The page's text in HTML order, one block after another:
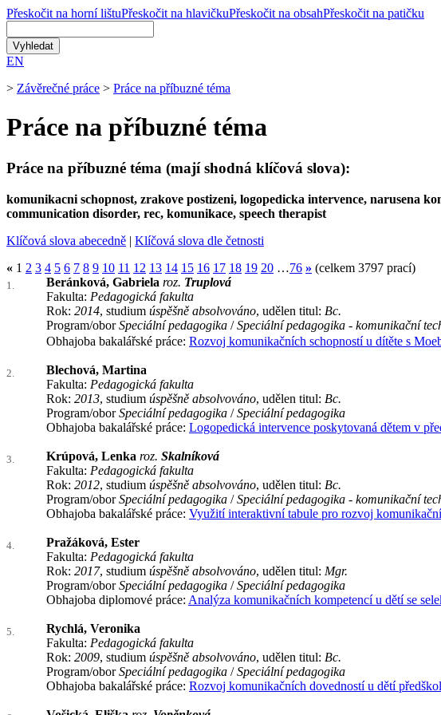
Přeskočit na horní lištuPřeskočit na hlavičkuPřeskočit na obsahPřeskočit na patičku
EN
> Závěrečné práce > Práce na příbuzné téma
Práce na příbuzné téma
Práce na příbuzné téma (mají shodná klíčová slova):
komunikacni schopnost, zrakove postizeni, logopedicka intervence, narusena
communication disorder, rec, komunikace, speech therapist
Klíčová slova abecedně | Klíčová slova dle četnosti
« 1 2 3 4 5 6 7 8 9 10 11 12 13 14 15 16 17 18 19 20 …76 » (celkem 3797 prací)
1. Beránková, Gabriela roz. Truplová
Fakulta: Pedagogická fakulta
Rok: 2014, studium úspěšně absolvováno, udělen titul: Bc.
Program/oborSpeciální pedagogika /Speciální pedagogika - komunikační
Obhajoba bakalářské práce: Rozvoj komunikačních schopností u dítěte s
2.
Blechová, Martina
Fakulta: Pedagogická fakulta
Rok: 2013, studium úspěšně absolvováno, udělen titul: Bc.
Program/oborSpeciální pedagogika /Speciální pedagogika
Obhajoba bakalářské práce: Logopedická intervence poskytovaná dětem v
3. Krúpová, Lenka roz. Skalníková
Fakulta: Pedagogická fakulta
Rok: 2012, studium úspěšně absolvováno, udělen titul: Bc.
Program/oborSpeciální pedagogika /Speciální pedagogika - komunikační
Obhajoba bakalářské práce: Využití interaktivní tabule pro rozvoj
4.
Pražáková, Ester
Fakulta: Pedagogická fakulta
Rok: 2017, studium úspěšně absolvováno, udělen titul: Mgr.
Program/oborSpeciální pedagogika /Speciální pedagogika
Obhajoba diplomové práce: Analýza komunikačních kompetencí u dětí se
5.
Rychlá, Veronika
Fakulta: Pedagogická fakulta
Rok: 2009, studium úspěšně absolvováno, udělen titul: Bc.
Program/oborSpeciální pedagogika /Speciální pedagogika
Obhajoba bakalářské práce: Rozvoj komunikačních dovedností u dětí